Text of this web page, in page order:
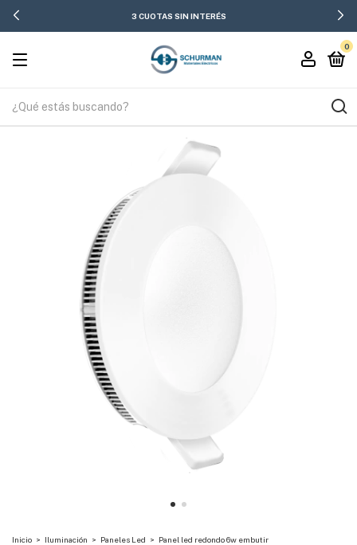
3 CUOTAS SIN INTERÉS
0
Inicio > Iluminación > Paneles Led > Panel led redondo 6w embutir